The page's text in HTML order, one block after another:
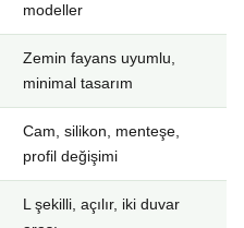
modeller
Zemin fayans uyumlu,
minimal tasarım
Cam, silikon, menteşe,
profil değişimi
L şekilli, açılır, iki duvar